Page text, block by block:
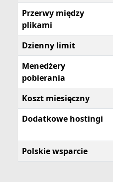
Przerwy między
plikami
Dzienny limit
Menedżery
pobierania
Koszt miesięczny
Dodatkowe hostingi
Polskie wsparcie